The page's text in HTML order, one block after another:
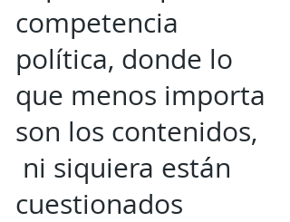
competencia
política, donde lo
que menos importa
son los contenidos,
ni siquiera están
cuestionados